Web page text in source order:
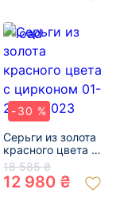
-30 %
Серьги из золота
красного цвета с
цирконом 01-
200230023
18 585 ₴
12 980 ₴